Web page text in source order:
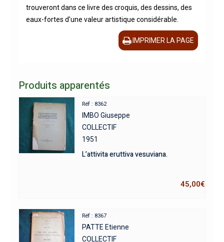
trouveront dans ce livre des croquis, des dessins, des
eaux-fortes d’une valeur artistique considérable.
IMPRIMER LA PAGE
Produits apparentés
Réf : 8362
IMBO Giuseppe
COLLECTIF
1951
L’attivita eruttiva vesuviana.
45,00€
Réf : 8367
PATTE Etienne
COLLECTIF